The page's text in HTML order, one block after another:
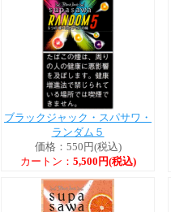
ブラックジャック・スパサワ・
ランダム５
価格：550円(税込)
カートン： 5,500円(税込)